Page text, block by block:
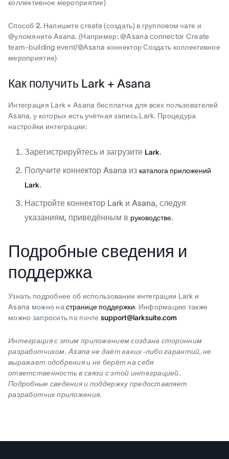
коллективное мероприятие)
Способ 2. Напишите create (создать) в групповом чате и
@упомяните Asana. (Например: @Asana connector Create
team-building event/@Asana коннектор Создать коллективное
мероприятие)
Как получить Lark + Asana
Интеграция Lark + Asana бесплатна для всех пользователей
Asana, у которых есть учётная запись Lark. Процедура
настройки интеграции:
Зарегистрируйтесь и загрузите Lark
Получите коннектор Asana из каталога приложений
Lark
Настройте коннектор Lark и Asana, следуя
указаниям, приведённым в руководстве
Подробные сведения и
поддержка
Узнать подробнее об использовании интеграции Lark и
Asana можно настранице поддержки. Информацию также
можно запросить по почте support@larksuite.com
Интеграция с этим приложением создана сторонним
разработчиком. Asana не даёт каких-либо гарантий, не
выражает одобрения и не берёт на себя
ответственность в связи с этой интеграцией.
Подробные сведения и поддержку предоставляет
разработчик приложения.